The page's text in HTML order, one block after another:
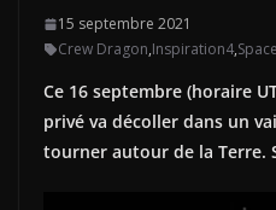
15 septembre 2021
Crew Dragon,Inspiration4,
Ce 16 septembre (horaire
privé va décoller dans un
tourner autour de la Terre.